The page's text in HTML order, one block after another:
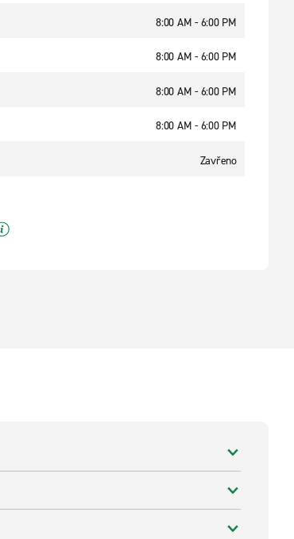
8:00 AM - 6:00 PM
8:00 AM - 6:00 PM
8:00 AM - 6:00 PM
8:00 AM - 6:00 PM
Zavřeno